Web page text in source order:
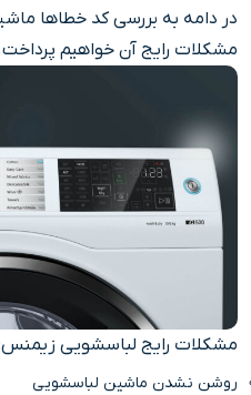
در دامه به بررسی کد خطاها
مشکلات رایج آن خواهیم
مشکلات رایج لباسشویی
روشن نشدن ماشین لباسشویی